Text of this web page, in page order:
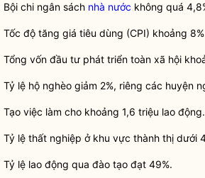
Bội chi ngân sách nhà nước không quá
Tốc độ tăng giá tiêu dùng (CPI) khoảng
Tổng vốn đầu tư phát triển toàn xã hội
Tỷ lệ hộ nghèo giảm 2%, riêng các huyện
Tạo việc làm cho khoảng 1,6 triệu lao động.
Tỷ lệ thất nghiệp ở khu vực thành thị dưới
Tỷ lệ lao động qua đào tạo đạt 49%.